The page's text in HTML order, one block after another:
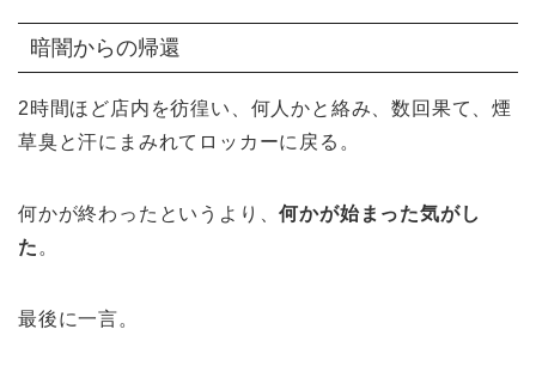
暗闇からの帰還
2時間ほど店内を彷徨い、何人かと絡み、数回果て、煙
草臭と汗にまみれてロッカーに戻る。
何かが終わったというより、何かが始まった気がし
た 。
最後に一言。